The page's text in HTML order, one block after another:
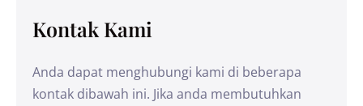
Kontak Kami
Anda dapat menghubungi kami di beberapa
kontak dibawah ini. Jika anda membutuhkan